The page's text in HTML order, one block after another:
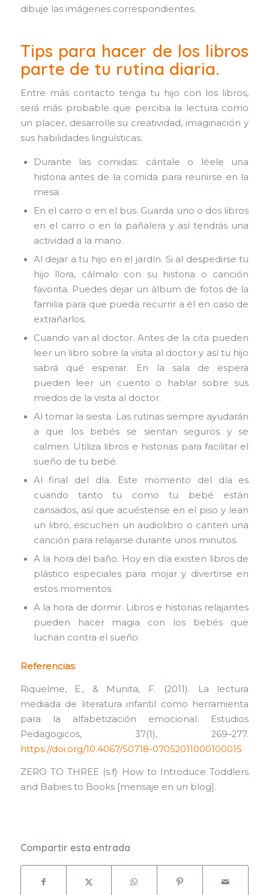
dibuje las imágenes correspondientes.
Tips para hacer de los libros
parte de tu rutina diaria.
Entre más contacto tenga tu hijo con los libros,
será más probable que perciba la lectura como
un placer, desarrolle su creatividad, imaginación y
sus habilidades lingüísticas.
Durante las comidas: cántale o léele una
historia antes de la comida para reunirse en la
mesa.
En el carro o en el bus. Guarda uno o dos libros
en el carro o en la pañalera y así tendrás una
actividad a la mano.
Al dejar a tu hijo en el jardín. Si al despedirse tu
hijo llora, cálmalo con su historia o canción
favorita. Puedes dejar un álbum de fotos de la
familia para que pueda recurrir a él en caso de
extrañarlos.
Cuando van al doctor. Antes de la cita pueden
leer un libro sobre la visita al doctor y así tu hijo
sabrá qué esperar. En la sala de espera
pueden leer un cuento o hablar sobre sus
miedos de la visita al doctor.
Al tomar la siesta. Las rutinas siempre ayudarán
a que los bebés se sientan seguros y se
calmen. Utiliza libros e historias para facilitar el
sueño de tu bebé.
Al final del día. Este momento del día es
cuando tanto tu como tu bebé están
cansados, así que acuéstense en el piso y lean
un libro, escuchen un audiolibro o canten una
canción para relajarse durante unos minutos.
A la hora del baño. Hoy en día existen libros de
plástico especiales para mojar y divertirse en
estos momentos.
A la hora de dormir. Libros e historias relajantes
pueden hacer magia con los bebés que
luchan contra el sueño.
Referencias:
Riquelme, E., & Munita, F. (2011). La lectura
mediada de literatura infantil como herramienta
para la alfabetización emocional. Estudios
Pedagogicos, 37(1), 269–277.
https://doi.org/10.4067/S0718-07052011000100015
ZERO TO THREE (s.f) How to Introduce Toddlers
and Babies to Books [mensaje en un blog].
Compartir esta entrada